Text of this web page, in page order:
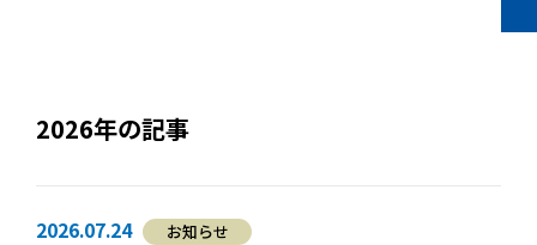
2026年の記事
2026.07.24 お知らせ